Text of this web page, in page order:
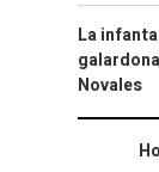
La
Novales